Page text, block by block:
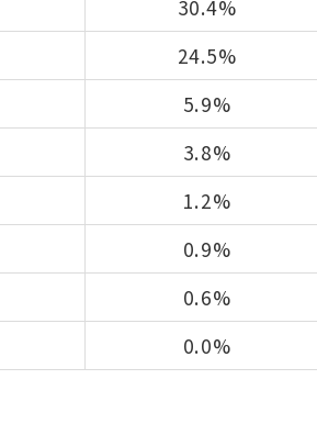
30.4%
24.5%
5.9%
3.8%
1.2%
0.9%
0.6%
0.0%